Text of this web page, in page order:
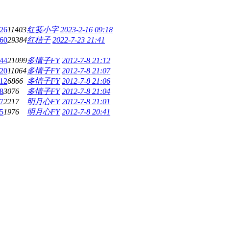
2611403红笺小字 2023-2-16 09:18
6029384红桔子 2022-7-23 21:41
4421099多情子FY 2012-7-8 21:12
2011064多情子FY 2012-7-8 21:07
126866 多情子FY 2012-7-8 21:06
83076 多情子FY 2012-7-8 21:04
72217 明月心FY 2012-7-8 21:01
51976 明月心FY 2012-7-8 20:41